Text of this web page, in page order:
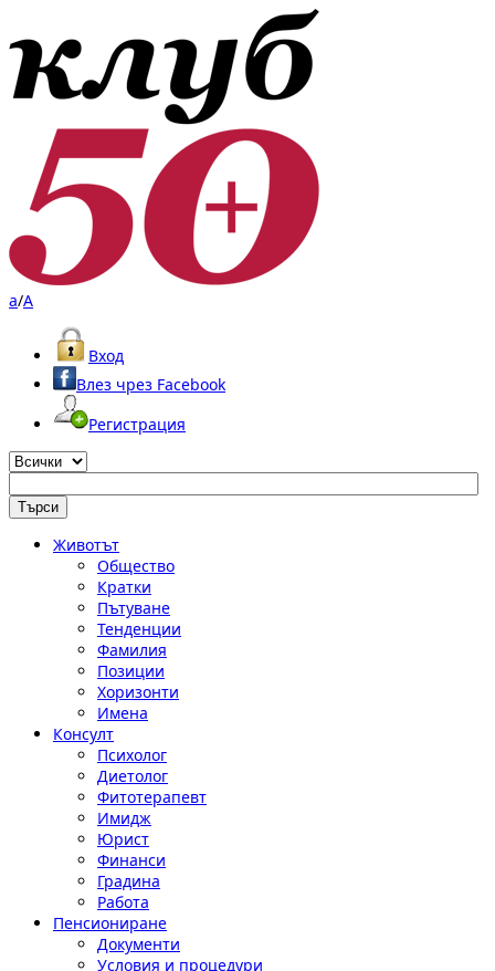
a/A
Вход
Влез чрез Facebook
Регистрация
Животът
Общество
Кратки
Пътуване
Тенденции
Фамилия
Позиции
Хоризонти
Имена
Консулт
Психолог
Диетолог
Фитотерапевт
Имидж
Юрист
Финанси
Градина
Работа
Пенсиониране
Документи
Условия и процедури